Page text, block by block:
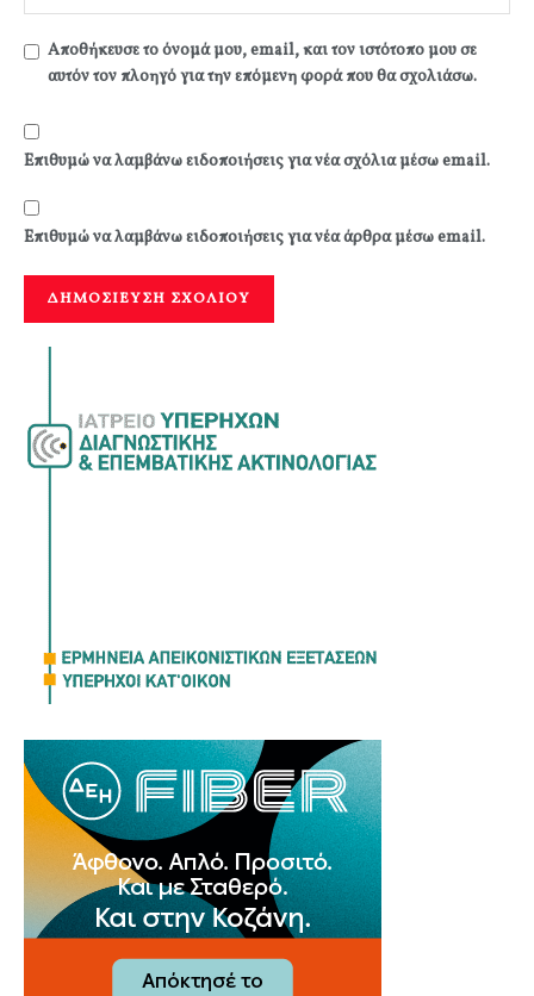
Αποθήκευσε το όνομά μου, email, και τον ιστότοπο μου σε
αυτόν τον πλοηγό για την επόμενη φορά που θα σχολιάσω.
Επιθυμώ να λαμβάνω ειδοποιήσεις για νέα σχόλια μέσω email.
Επιθυμώ να λαμβάνω ειδοποιήσεις για νέα άρθρα μέσω email.